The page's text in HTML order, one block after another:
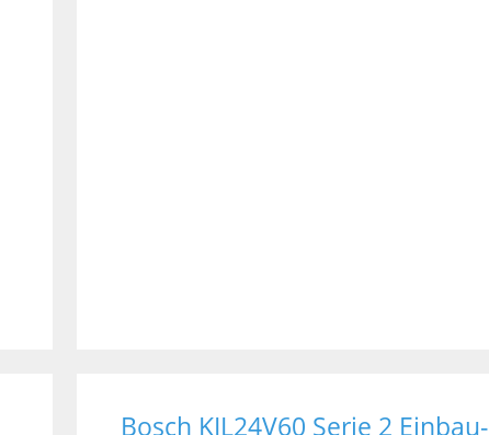
Bosch KIL24V60 Serie 2 Einbau-